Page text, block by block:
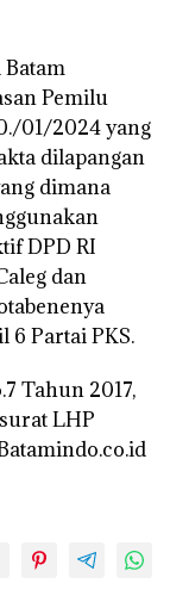
Batam
Pemilu
01/2024 yang
dilapangan
dimana
DPD RI
dan
6 Partai PKS.
Tahun 2017,
LHP